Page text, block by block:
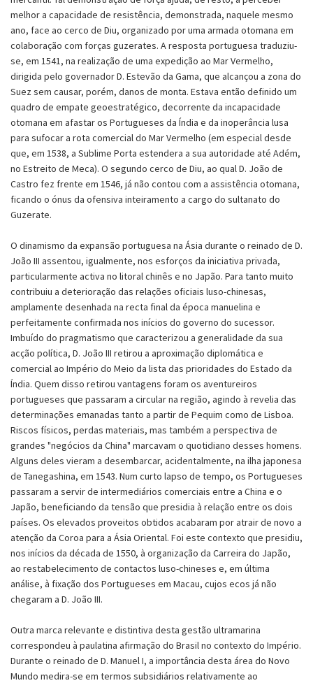
melhor a capacidade de resistência, demonstrada, naquele mesmo
ano, face ao cerco de Diu, organizado por uma armada otomana em
colaboração com forças guzerates. A resposta portuguesa traduziu-
se, em 1541, na realização de uma expedição ao Mar Vermelho,
dirigida pelo governador D. Estevão da Gama, que alcançou a zona do
Suez sem causar, porém, danos de monta. Estava então definido um
quadro de empate geoestratégico, decorrente da incapacidade
otomana em afastar os Portugueses da Índia e da inoperância lusa
para sufocar a rota comercial do Mar Vermelho (em especial desde
que, em 1538, a Sublime Porta estendera a sua autoridade até Adém,
no Estreito de Meca). O segundo cerco de Diu, ao qual D. João de
Castro fez frente em 1546, já não contou com a assistência otomana,
ficando o ónus da ofensiva inteiramento a cargo do sultanato do
Guzerate.
O dinamismo da expansão portuguesa na Ásia durante o reinado de D.
João III assentou, igualmente, nos esforços da iniciativa privada,
particularmente activa no litoral chinês e no Japão. Para tanto muito
contribuiu a deterioração das relações oficiais luso-chinesas,
amplamente desenhada na recta final da época manuelina e
perfeitamente confirmada nos inícios do governo do sucessor.
Imbuído do pragmatismo que caracterizou a generalidade da sua
acção política, D. João III retirou a aproximação diplomática e
comercial ao Império do Meio da lista das prioridades do Estado da
Índia. Quem disso retirou vantagens foram os aventureiros
portugueses que passaram a circular na região, agindo à revelia das
determinações emanadas tanto a partir de Pequim como de Lisboa.
Riscos físicos, perdas materiais, mas também a perspectiva de
grandes "negócios da China" marcavam o quotidiano desses homens.
Alguns deles vieram a desembarcar, acidentalmente, na ilha japonesa
de Tanegashina, em 1543. Num curto lapso de tempo, os Portugueses
passaram a servir de intermediários comerciais entre a China e o
Japão, beneficiando da tensão que presidia à relação entre os dois
países. Os elevados proveitos obtidos acabaram por atrair de novo a
atenção da Coroa para a Ásia Oriental. Foi este contexto que presidiu,
nos inícios da década de 1550, à organização da Carreira do Japão,
ao restabelecimento de contactos luso-chineses e, em última
análise, à fixação dos Portugueses em Macau, cujos ecos já não
chegaram a D. João III.
Outra marca relevante e distintiva desta gestão ultramarina
correspondeu à paulatina afirmação do Brasil no contexto do Império.
Durante o reinado de D. Manuel I, a importância desta área do Novo
Mundo medira-se em termos subsidiários relativamente ao